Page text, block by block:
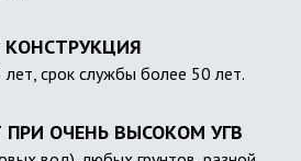
лет, срок службы более 50 лет.
ОЧЕНЬ ВЫСОКОМ УГВ